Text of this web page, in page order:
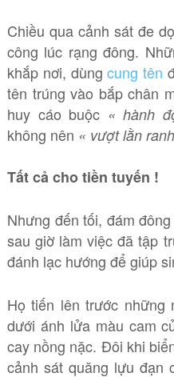
Chiều qua cảnh sát đe
công lúc rạng đông.
khắp nơi, dùngcung tên
tên trúng vào bắp chân
huy cáo buộc « hành
không nên « vượt lằn
Tất cả cho tiền tuyến !
Nhưng đến tối, đám
sau giờ làm việc đã tập
đánh lạc hướng để giúp
Họ tiến lên trước những
dưới ánh lửa màu cam
cay nồng nặc. Đôi khi
cảnh sát quăng lựu đạn